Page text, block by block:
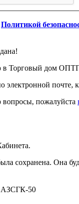
Политикой
в Торговый дом
электронной почте,
вопросы, пожалуйста
сохранена. Она